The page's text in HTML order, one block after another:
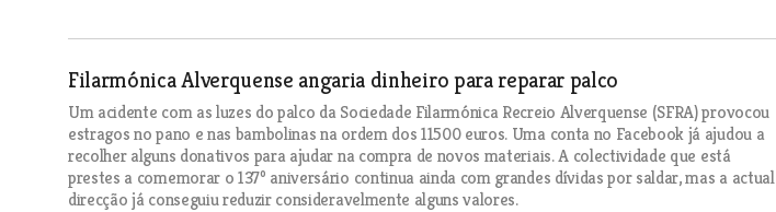
Filarmónica Alverquense angaria dinheiro para reparar palco
Um acidente com as luzes do palco da Sociedade Filarmónica Recreio Alverquense (SFRA) provocou
estragos no pano e nas bambolinas na ordem dos 11500 euros. Uma conta no Facebook já ajudou a
recolher alguns donativos para ajudar na compra de novos materiais. A colectividade que está
prestes a comemorar o 137º aniversário continua ainda com grandes dívidas por saldar, mas a actual
direcção já conseguiu reduzir consideravelmente alguns valores.